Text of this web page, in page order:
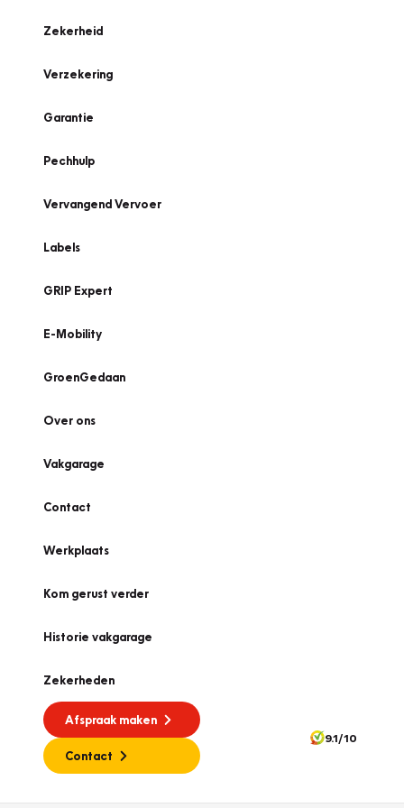
Zekerheid
Verzekering
Garantie
Pechhulp
Vervangend Vervoer
Labels
GRIP Expert
E-Mobility
GroenGedaan
Over ons
Vakgarage
Contact
Werkplaats
Kom gerust verder
Historie vakgarage
Zekerheden
Afspraak maken
Contact
9.1/10